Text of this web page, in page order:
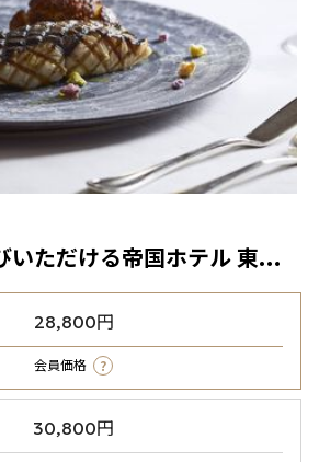
2店舗からお選びいただける帝国ホテル 東京 ディナー券（ワンドリンク付 ）
28,800円
会員価格 ?
30,800円